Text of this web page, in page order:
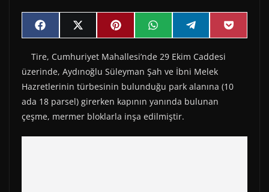
Share
on
F
a
e
b
o
o
k
Share
on
X
(
w
i
t
t
e
r
)
Share
on
P
i
t
e
r
e
s
t
Share
on
W
h
t
s
A
p
p
Share
on
e
e
g
r
a
m
Share
on
P
o
Tire, Cumhuriyet Mahallesi’nde 29 Ekim Caddesi
üzerinde, Aydınoğlu Süleyman Şah ve İbni Melek
Hazretlerinin türbesinin bulunduğu park alanına (10
ada 18 parsel) girerken kapının yanında bulunan
çeşme, mermer bloklarla inşa edilmiştir.